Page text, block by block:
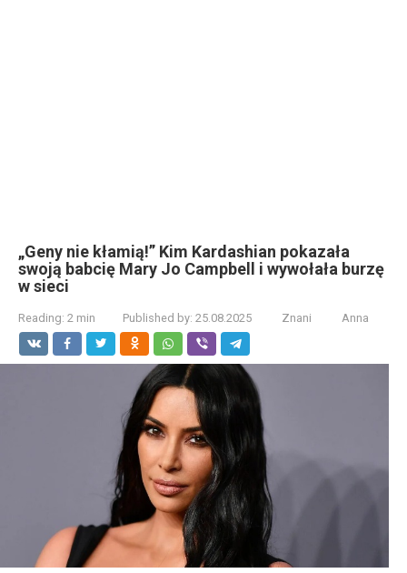
„Geny nie kłamią!” Kim Kardashian pokazała
swoją babcię Mary Jo Campbell i wywołała burzę
w sieci
Reading: 2 min Published by: 25.08.2025 Znani Anna